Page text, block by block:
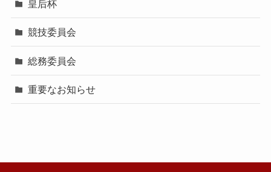
皇后杯
競技委員会
総務委員会
重要なお知らせ